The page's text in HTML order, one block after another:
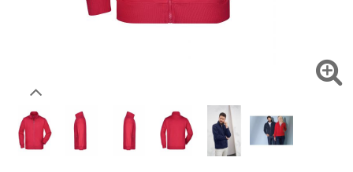
Sie möchten gerne für Ihren privaten Bedarf
